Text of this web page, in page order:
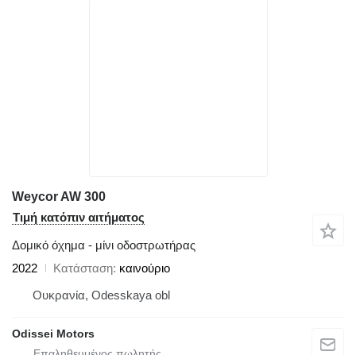
Weycor AW 300
Τιμή κατόπιν αιτήματος
Δομικό όχημα - μίνι οδοστρωτήρας
2022
Κατάσταση καινούριο
Ουκρανία, Odesskaya obl
Odissei Motors